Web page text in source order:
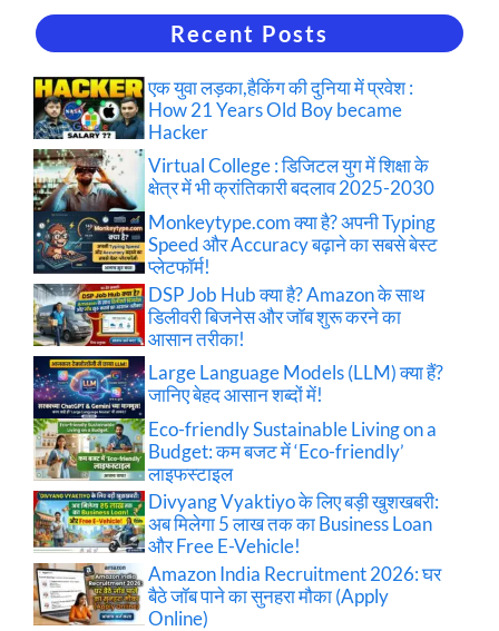
Recent Posts
एक युवा लड़का,हैकिंग की दुनिया में प्रवेश :
How 21 Years Old Boy became
Hacker
Virtual College : डिजिटल युग में शिक्षा के
क्षेत्र में भी क्रांतिकारी बदलाव 2025-2030
Monkeytype.com क्या है? अपनी Typing
Speed और Accuracy बढ़ाने का सबसे बेस्ट
प्लेटफॉर्म!
DSP Job Hub क्या है? Amazon के साथ
डिलीवरी बिजनेस और जॉब शुरू करने का
आसान तरीका!
Large Language Models (LLM) क्या हैं?
जानिए बेहद आसान शब्दों में!
Eco-friendly Sustainable Living on a
Budget: कम बजट में ‘Eco-friendly’
लाइफस्टाइल
Divyang Vyaktiyo के लिए बड़ी खुशखबरी:
अब मिलेगा 5 लाख तक का Business Loan
और Free E-Vehicle!
Amazon India Recruitment 2026: घर
बैठे जॉब पाने का सुनहरा मौका (Apply
Online)